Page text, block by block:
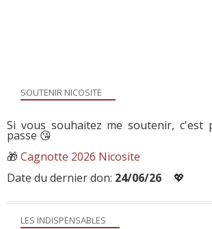
LES INDISPENSABLES
SOUTENIR NICOSITE
Si vous souhaitez me soutenir, c'est
passe 😘
🎁 Cagnotte 2026 Nicosite
Date du dernier don: 24/06/26 💖